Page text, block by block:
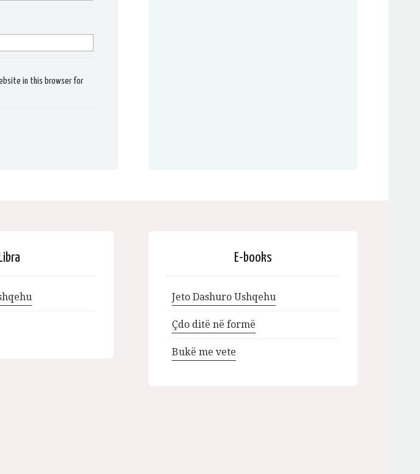
in this browser for
Libra E-books
Jeto Dashuro Ushqehu
Çdo ditë në formë
Bukë me vete